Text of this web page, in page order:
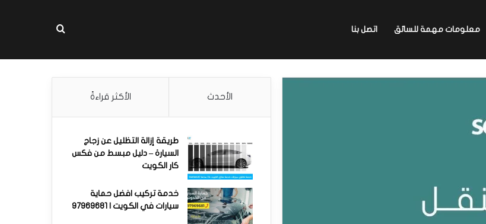
معلومات مهمة للسائق اتصل بنا بحث عن
الأحدث الأكثر قراءةً
طريقة إزالة التظليل عن زجاج
السيارة – دليل مبسط من فكس
كار الكويت
خدمة تركيب افضل حماية
سيارات في الكويت | 97969681